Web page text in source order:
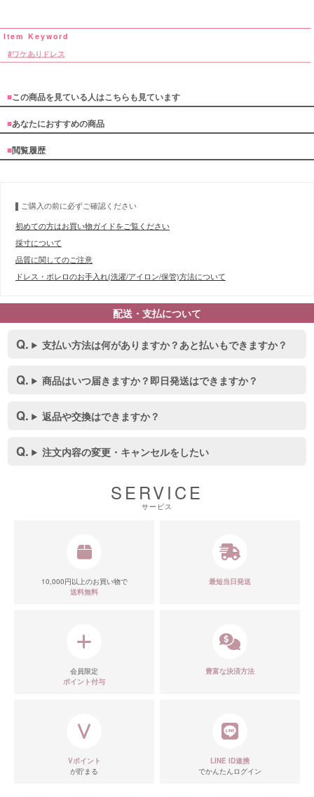
ワケありドレス
■この商品を見ている人はこちらも見ています
■あなたにおすすめの商品
■閲覧履歴
ご購入の前に必ずご確認ください
初めての方はお買い物ガイドをご覧ください
採寸について
品質に関してのご注意
ドレス・ボレロのお手入れ(洗濯/アイロン/保管)方法について
配送・支払について
支払い方法は何がありますか？あと払いもできますか？
商品はいつ届きますか？即日発送はできますか？
返品や交換はできますか？
注文内容の変更・キャンセルをしたい
SERVICE
サービス
10,000円以上のお買い物で
送料無料
最短当日発送
会員限定
ポイント付与
豊富な決済方法
Vポイント
が貯まる
LINE ID連携
でかんたんログイン